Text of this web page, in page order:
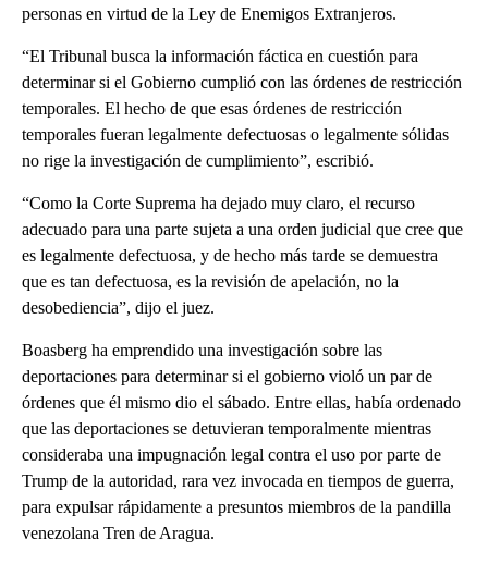
personas en virtud de la Ley de Enemigos Extranjeros.
“El Tribunal busca la información fáctica en cuestión para
determinar si el Gobierno cumplió con las órdenes de restricción
temporales. El hecho de que esas órdenes de restricción
temporales fueran legalmente defectuosas o legalmente sólidas
no rige la investigación de cumplimiento”, escribió.
“Como la Corte Suprema ha dejado muy claro, el recurso
adecuado para una parte sujeta a una orden judicial que cree que
es legalmente defectuosa, y de hecho más tarde se demuestra
que es tan defectuosa, es la revisión de apelación, no la
desobediencia”, dijo el juez.
Boasberg ha emprendido una investigación sobre las
deportaciones para determinar si el gobierno violó un par de
órdenes que él mismo dio el sábado. Entre ellas, había ordenado
que las deportaciones se detuvieran temporalmente mientras
consideraba una impugnación legal contra el uso por parte de
Trump de la autoridad, rara vez invocada en tiempos de guerra,
para expulsar rápidamente a presuntos miembros de la pandilla
venezolana Tren de Aragua.